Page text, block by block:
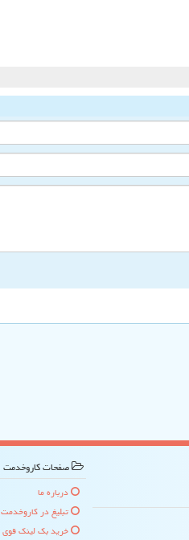
صفحات كاروخدمت
درباره ما
تبلیغ در كاروخدمت
خرید بک لینک قوی